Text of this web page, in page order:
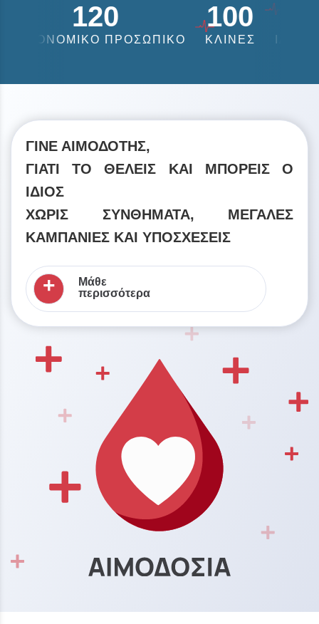
ΠΡΟΣΩΠΙΚΟ ΚΛΙΝΕΣ
16
ΙΑΤΡΙΚΑ
ΓΙΝΕ ΑΙΜΟΔΟΤΗΣ,
ΓΙΑΤΙ ΤΟ ΘΕΛΕΙΣ ΚΑΙ ΜΠΟΡΕΙΣ Ο
ΙΔΙΟΣ
ΧΩΡΙΣ ΣΥΝΘΗΜΑΤΑ, ΜΕΓΑΛΕΣ
ΚΑΜΠΑΝΙΕΣ ΚΑΙ ΥΠΟΣΧΕΣΕΙΣ
+
Μάθε
περισσότερα